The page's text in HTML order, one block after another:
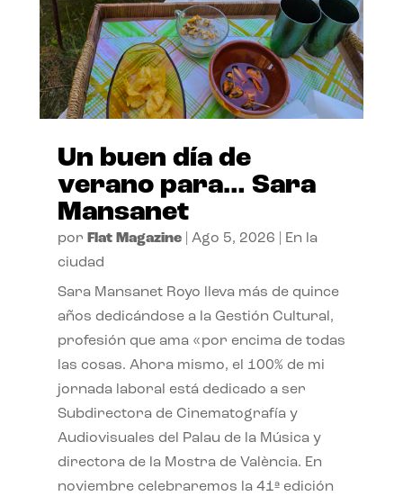
Un buen día de
verano para… Sara
Mansanet
por Flat Magazine| Ago 5, 2026
En la
ciudad
Sara Mansanet Royo lleva más de quince
años dedicándose a la Gestión Cultural,
profesión que ama «por encima de todas
las cosas. Ahora mismo, el 100% de mi
jornada laboral está dedicado a ser
Subdirectora de Cinematografía y
Audiovisuales del Palau de la Música y
directora de la Mostra de València. En
noviembre celebraremos la 41ª edición